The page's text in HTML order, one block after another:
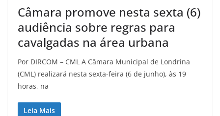
Câmara promove nesta sexta (6)
audiência sobre regras para
cavalgadas na área urbana
Por DIRCOM – CML A Câmara Municipal de Londrina
(CML) realizará nesta sexta-feira (6 de junho), às 19
horas, na
Leia Mais